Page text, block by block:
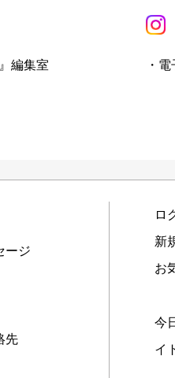
編集室 ・
ージ
先
ロ
新
お
今
イ